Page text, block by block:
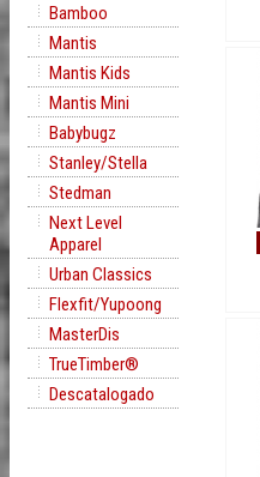
Bamboo
Mantis
Mantis Kids
Mantis Mini
Babybugz
Stanley/Stella
Stedman
Next Level
Apparel
Urban Classics
Flexfit/Yupoong
MasterDis
TrueTimber®
Descatalogado